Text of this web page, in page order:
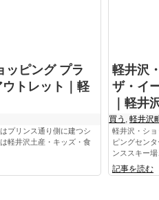
ッピング プラ
トレット｜軽
プリンス通り側に建つシ
軽井沢土産・キッズ・食
軽井沢
ザ・イ
｜軽井
買う , 軽井沢
軽井沢・シ
ピングセン
ンススキー
記事を読む